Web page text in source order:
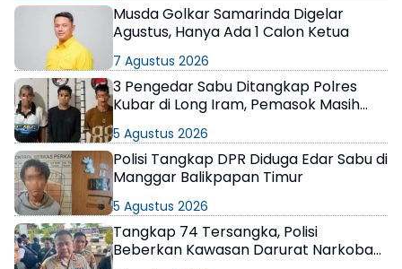
Musda Golkar Samarinda Digelar
Agustus, Hanya Ada 1 Calon Ketua
7 Agustus 2026
3 Pengedar Sabu Ditangkap Polres
Kubar di Long Iram, Pemasok Masih
5 Agustus 2026
Polisi Tangkap DPR Diduga Edar Sabu di
Manggar Balikpapan Timur
5 Agustus 2026
Tangkap 74 Tersangka, Polisi
Beberkan Kawasan Darurat Narkoba